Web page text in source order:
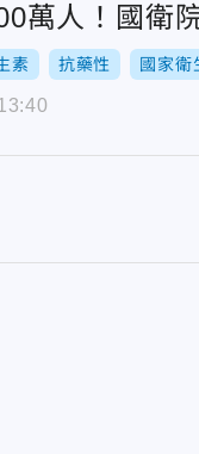
萬人！國衛
素 抗藥性 國家衛